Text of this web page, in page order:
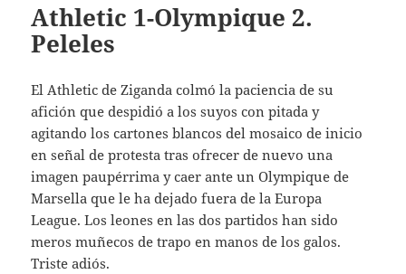
Athletic 1-Olympique 2.
Peleles
El Athletic de Ziganda colmó la paciencia de su
afición que despidió a los suyos con pitada y
agitando los cartones blancos del mosaico de inicio
en señal de protesta tras ofrecer de nuevo una
imagen paupérrima y caer ante un Olympique de
Marsella que le ha dejado fuera de la Europa
League. Los leones en las dos partidos han sido
meros muñecos de trapo en manos de los galos.
Triste adiós.